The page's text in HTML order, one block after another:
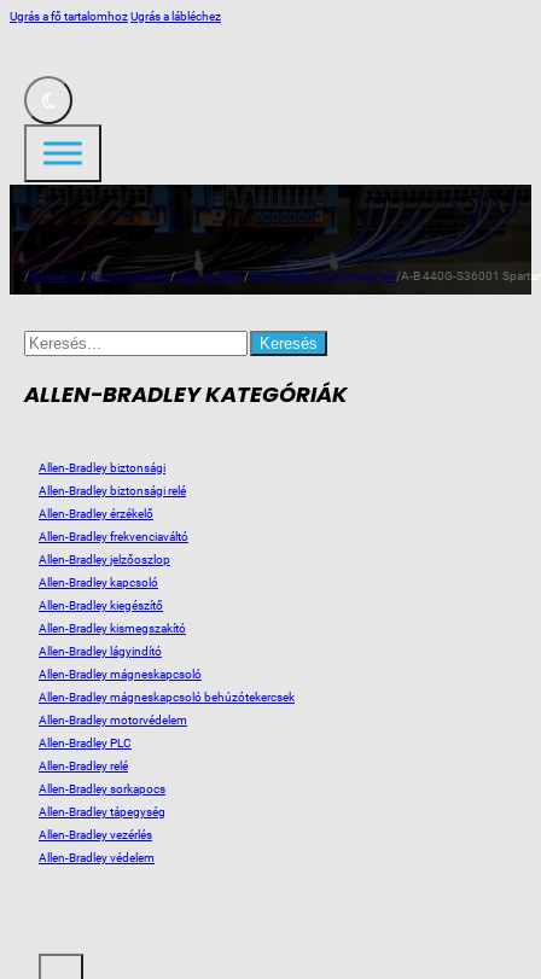
Ugrás a fő tartalomhozUgrás a lábléchez
/Webshop/Ipari automatika/Allen-Bradley/Allen-Bradley biztonsági relé/A-B 440G-S36001
Search
for:
ALLEN-BRADLEY KATEGÓRIÁK
Allen-Bradley biztonsági
Allen-Bradley biztonsági relé
Allen-Bradley érzékelő
Allen-Bradley frekvenciaváltó
Allen-Bradley jelzőoszlop
Allen-Bradley kapcsoló
Allen-Bradley kiegészítő
Allen-Bradley kismegszakító
Allen-Bradley lágyindító
Allen-Bradley mágneskapcsoló
Allen-Bradley mágneskapcsoló behúzótekercsek
Allen-Bradley motorvédelem
Allen-Bradley PLC
Allen-Bradley relé
Allen-Bradley sorkapocs
Allen-Bradley tápegység
Allen-Bradley vezérlés
Allen-Bradley védelem